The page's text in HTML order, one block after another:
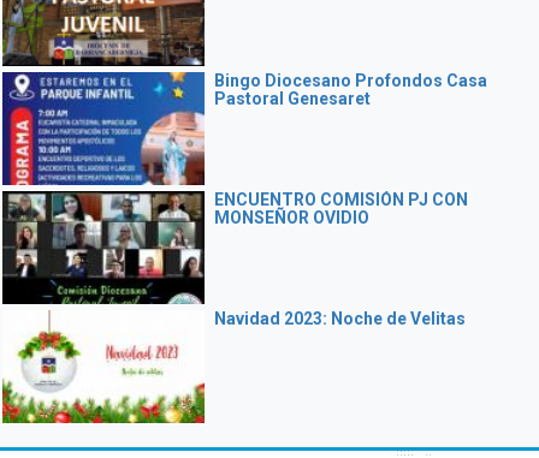
Bingo Diocesano Profondos Casa
Pastoral Genesaret
ENCUENTRO COMISIÓN PJ CON
MONSEÑOR OVIDIO
Navidad 2023: Noche de Velitas